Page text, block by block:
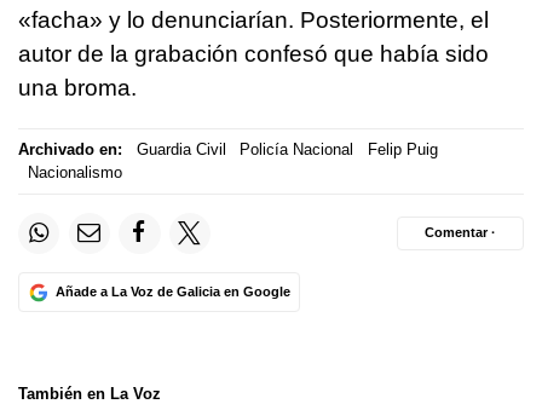
«facha» y lo denunciarían. Posteriormente, el
autor de la grabación confesó que había sido
una broma.
Archivado en: Guardia Civil Policía Nacional
Felip Puig
Nacionalismo
Añade a La Voz de Galicia en Google
Comentar ·
También en La Voz